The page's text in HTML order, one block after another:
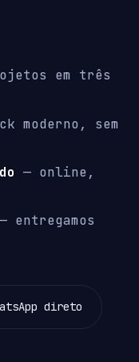
em três
moderno, sem
— online,
— entregamos
direto